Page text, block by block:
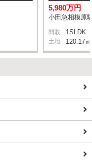
5,980万円
小田急相模原
間取 1SLDK
土地 120.17㎡